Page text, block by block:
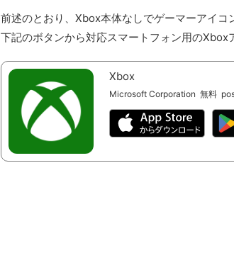
前述のとおり、Xbox本体なしでゲーマーアイコ
下記のボタンから対応スマートフォン用のXbox
Xbox
Microsoft Corporation 無料